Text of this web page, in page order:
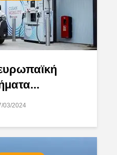
03/2024